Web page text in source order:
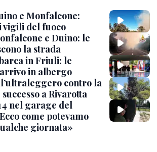
e Monfalcone:
vigili del fuoco
e Duino: le
la strada
in Friuli: le
in albergo
contro la
a Rivarotta
nel garage del
come potevamo
giornata»